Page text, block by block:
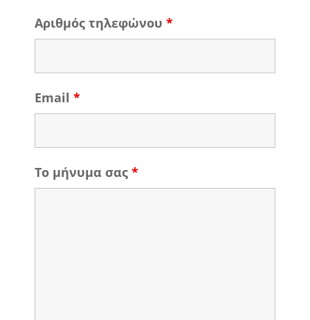
Αριθμός τηλεφώνου *
Email *
Το μήνυμα σας *